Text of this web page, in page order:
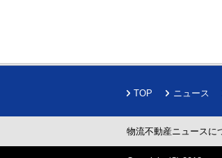
TOP
ニュース
物流不動産ニュースに